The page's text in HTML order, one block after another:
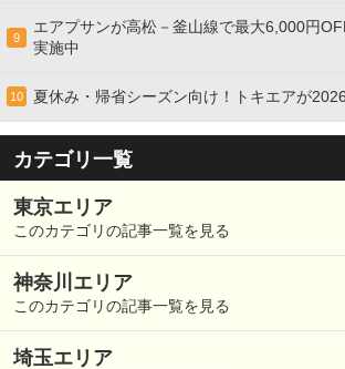
9
エアプサンが高松－釜山線で最大6,000円
実施中
10 夏休み・帰省シーズン向け！トキエアが
カテゴリ一覧
東京エリア
このカテゴリの記事一覧を見る
神奈川エリア
このカテゴリの記事一覧を見る
埼玉エリア